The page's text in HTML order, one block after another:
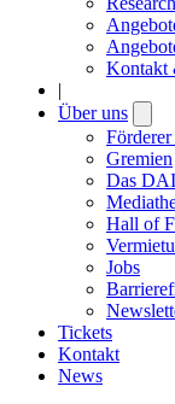
Kontakt
|
Über uns
Gremien
Das
Hall of
Jobs
Tickets
Kontakt
News